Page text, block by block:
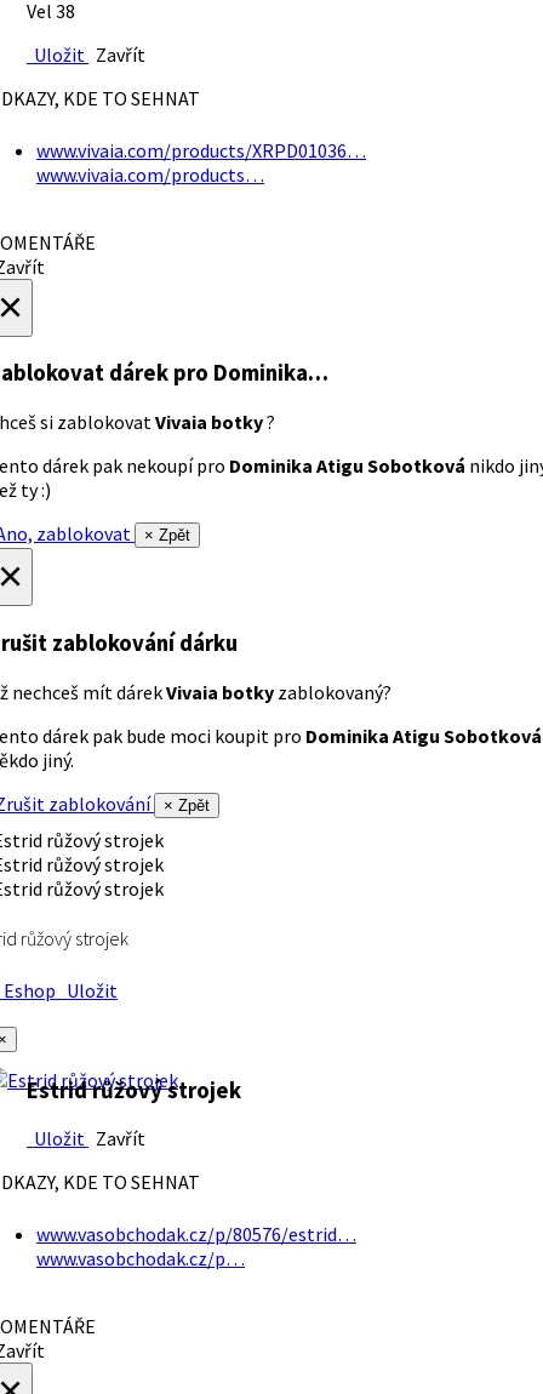
Vel 38
Uložit Zavřít
KDE TO SEHNAT
www.vivaia.com/products/XRPD01036…
www.vivaia.com/products…
dárek pro Dominika…
si zablokovatVivaia botky?
dárek pak nekoupí pro Dominika Atigu Sobotková nikdo
ty :)
zablokovat
× Zpět
zablokování dárku
nechceš mít dárekVivaia botky zablokovaný?
dárek pak bude moci koupit pro Dominika Atigu Sobotková
jiný.
zablokování
× Zpět
růžový strojek
Uložit
Estrid růžový strojek
Uložit Zavřít
KDE TO SEHNAT
www.vasobchodak.cz/p/80576/estrid…
www.vasobchodak.cz/p…